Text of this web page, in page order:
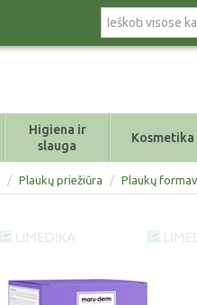
Higiena ir
slauga
Kosmetika
/ Plaukų priežiūra / Plaukų